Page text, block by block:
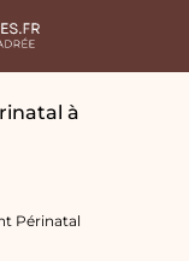
à
Périnatal